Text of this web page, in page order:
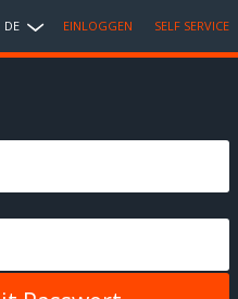
DE EINLOGGEN SELF SERVICE